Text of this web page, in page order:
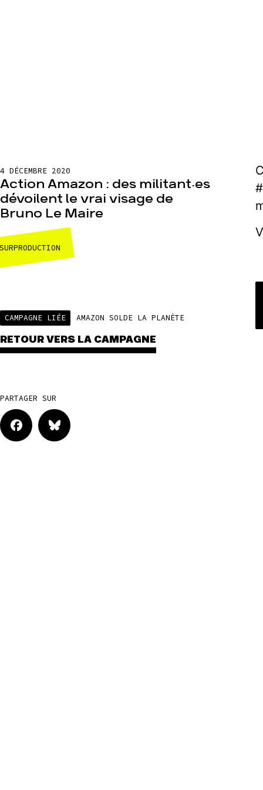
4 DÉCEMBRE 2020
Action Amazon : des militant·es
dévoilent le vrai visage de
Bruno Le Maire
CAMPAGNE LIÉE AMAZON SOLDE LA PLANÈTE
RETOUR VERS LA CAMPAGNE
PARTAGER SUR